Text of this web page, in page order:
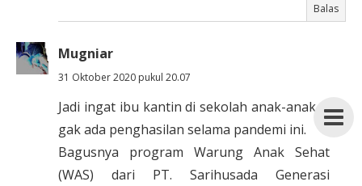
Balas
Mugniar
31 Oktober 2020 pukul 20.07
Jadi ingat ibu kantin di sekolah anak-anak ....
gak ada penghasilan selama pandemi ini.
Bagusnya program Warung Anak Sehat
(WAS) dari PT. Sarihusada Generasi